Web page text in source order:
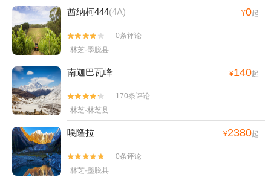
酋纳柯444(4A) ¥0起


0条评论
林芝·墨脱县
南迦巴瓦峰 ¥140起


170条评论
林芝·林芝县
嘎隆拉 ¥2380起


0条评论
林芝·墨脱县